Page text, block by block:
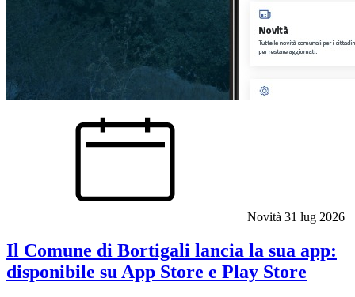
Novità 31 lug 2026
Il Comune di Bortigali lancia la sua app:
disponibile su App Store e Play Store